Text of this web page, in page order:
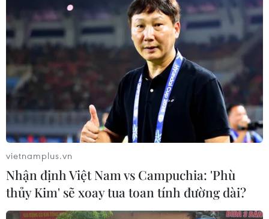
Brazil - nước chủ nhà của World Cup 2014 - một lần
nữa đối mặt với biểu tình phản đối lan rộng liên
quan tới vấn đề chi phí tổ chức quá cao.
vietnamplus.vn
Nhận định Việt Nam vs Campuchia: 'Phù
thủy Kim' sẽ xoay tua toan tính đường dài?